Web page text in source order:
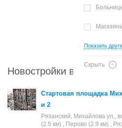
Показать
Скрыть
Новостройки в районе
Стартовая площадка
и 2
Рязанский, Михайлова ул.,
(2.5 км) , Перово (2.9 км) ,